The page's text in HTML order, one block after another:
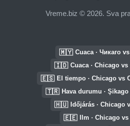
Vreme.biz © 2026. Sva
🇲🇾 Cuaca · Чикаго
🇮🇩 Cuaca · Chicago vs
🇪🇸 El tiempo · Chicago vs
🇹🇷 Hava durumu ·
🇭🇺 Időjárás · Chicago
🇪🇪 Ilm · Chicago